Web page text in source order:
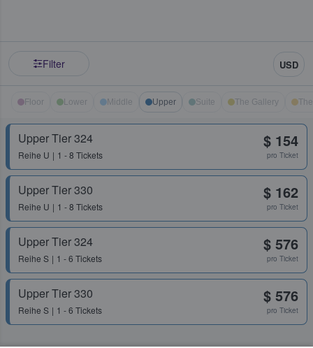
Filter USD
Floor Lower Middle Upper Suite The Gallery
Upper Tier 324
Reihe U 1 - 8 Tickets
$ 154
pro Ticket
Upper Tier 330
Reihe U 1 - 8 Tickets
$ 162
pro Ticket
Upper Tier 324
Reihe S 1 - 6 Tickets
$ 576
pro Ticket
Upper Tier 330
Reihe S 1 - 6 Tickets
$ 576
pro Ticket